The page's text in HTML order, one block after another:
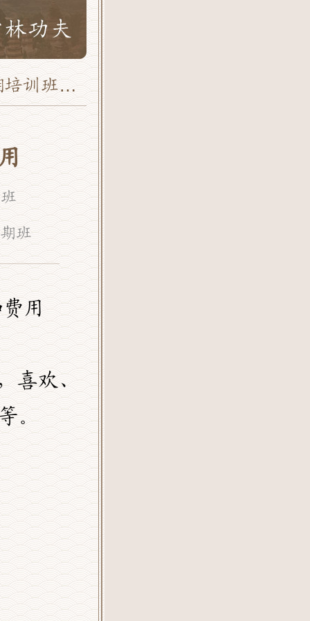
条件和费用
班
用
喜欢、
。